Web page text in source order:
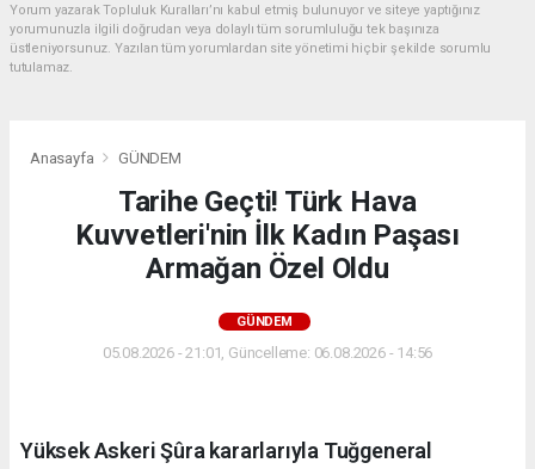
Yorum yazarak Topluluk Kuralları’nı kabul etmiş bulunuyor ve siteye yaptığınız
yorumunuzla ilgili doğrudan veya dolaylı tüm sorumluluğu tek başınıza
üstleniyorsunuz. Yazılan tüm yorumlardan site yönetimi hiçbir şekilde sorumlu
tutulamaz.
Anasayfa GÜNDEM
Tarihe Geçti! Türk Hava
Kuvvetleri'nin İlk Kadın Paşası
Armağan Özel Oldu
GÜNDEM
05.08.2026 - 21:01, Güncelleme: 06.08.2026 - 14:56
Yüksek Askeri Şûra kararlarıyla Tuğgeneral